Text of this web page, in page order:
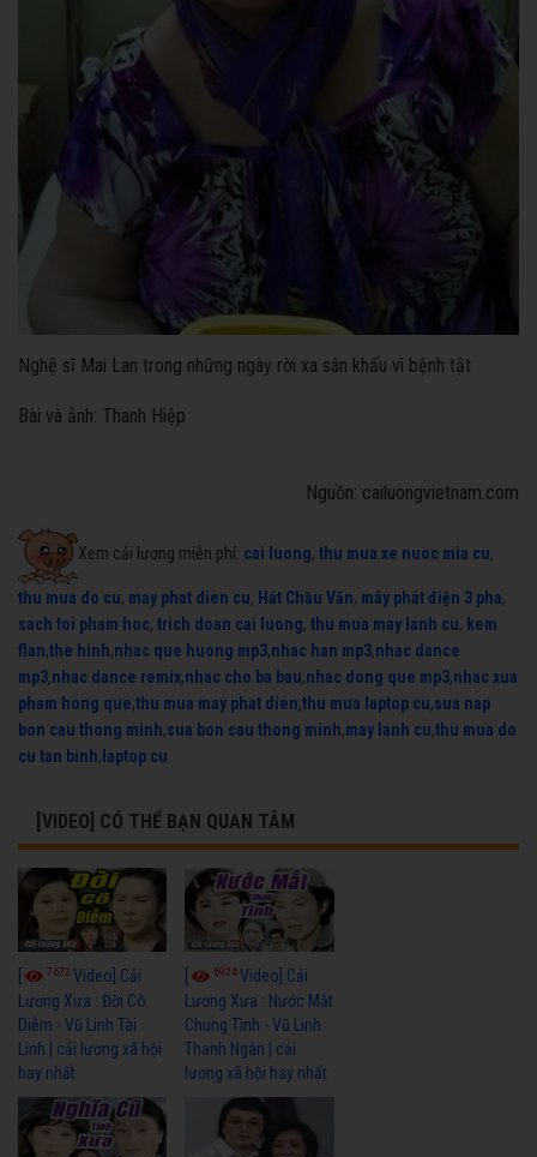
Nghệ sĩ Mai Lan trong những ngày rời xa sân khấu vì bệnh tật
Bài và ảnh: Thanh Hiệp
Nguồn: cailuongvietnam.com
Xem cải lương miễn phí: cai luong, thu mua xe nuoc mia cu,
thu mua do cu, may phat dien cu, Hát Chầu Văn, máy phát điện 3 pha,
sach toi pham hoc, trich doan cai luong, thu mua may lanh cu, kem
flan,the hinh,nhac que huong mp3,nhac han mp3,nhac dance
mp3,nhac dance remix,nhac cho ba bau,nhac dong que mp3,nhac xua
pham hong que,thu mua may phat dien,thu mua laptop cu,sua nap
bon cau thong minh,sua bon cau thong minh,may lanh cu,thu mua do
cu tan binh, laptop cu
[VIDEO] CÓ THỂ BẠN QUAN TÂM
7672 Video] Cải
Lương Xưa : Đời Cô
Diễm - Vũ Linh Tài
Linh | cải lương xã hội
hay nhất
6924Video] Cải
Lương Xưa : Nước Mắt
Chung Tình - Vũ Linh
Thanh Ngân | cải
lương xã hội hay nhất